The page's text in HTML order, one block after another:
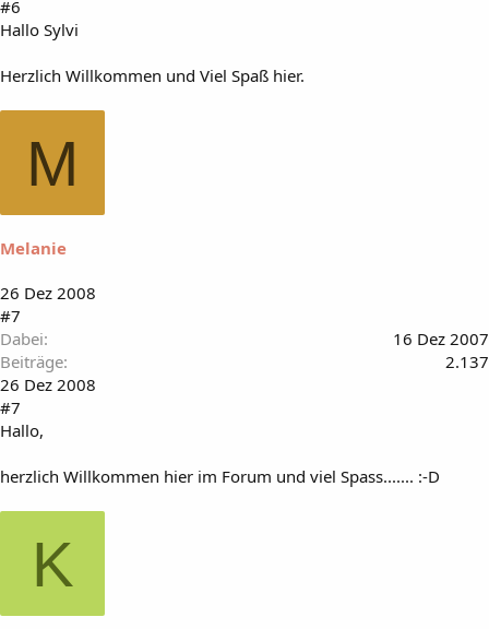
#6
Hallo Sylvi
Herzlich Willkommen und Viel Spaß hier.
M
Melanie
26 Dez 2008
#7
Dabei
16 Dez 2007
Beiträge
2.137
26 Dez 2008
#7
Hallo,
herzlich Willkommen hier im Forum und viel Spass....... :-D
K